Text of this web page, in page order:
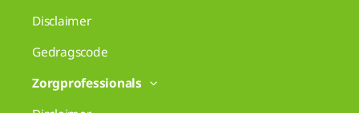
Disclaimer
Gedragscode
Zorgprofessionals